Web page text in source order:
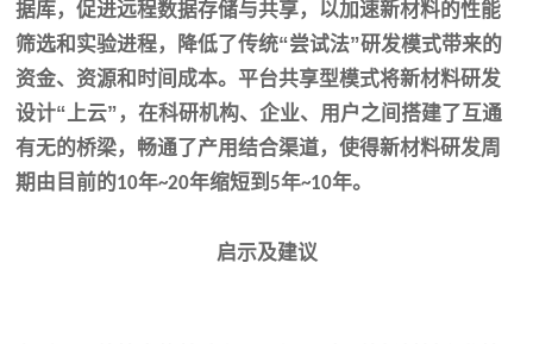
据库，促进远程数据存储与共享，以加速新材料的性能
筛选和实验进程，降低了传统“尝试法”研发模式带来的
资金、资源和时间成本。平台共享型模式将新材料研发
设计“上云”，在科研机构、企业、用户之间搭建了互通
有无的桥梁，畅通了产用结合渠道，使得新材料研发周
期由目前的10年~20年缩短到5年~10年。
启示及建议